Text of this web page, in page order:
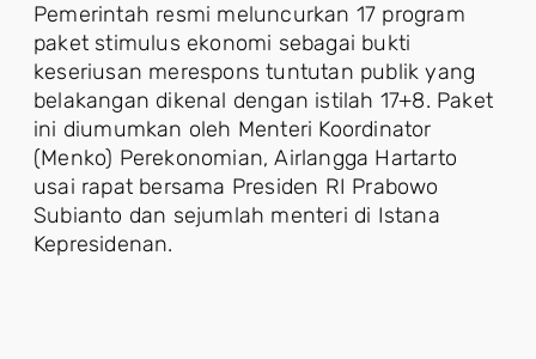
Pemerintah resmi meluncurkan 17 program
paket stimulus ekonomi sebagai bukti
keseriusan merespons tuntutan publik yang
belakangan dikenal dengan istilah 17+8. Paket
ini diumumkan oleh Menteri Koordinator
(Menko) Perekonomian, Airlangga Hartarto
usai rapat bersama Presiden RI Prabowo
Subianto dan sejumlah menteri di Istana
Kepresidenan.